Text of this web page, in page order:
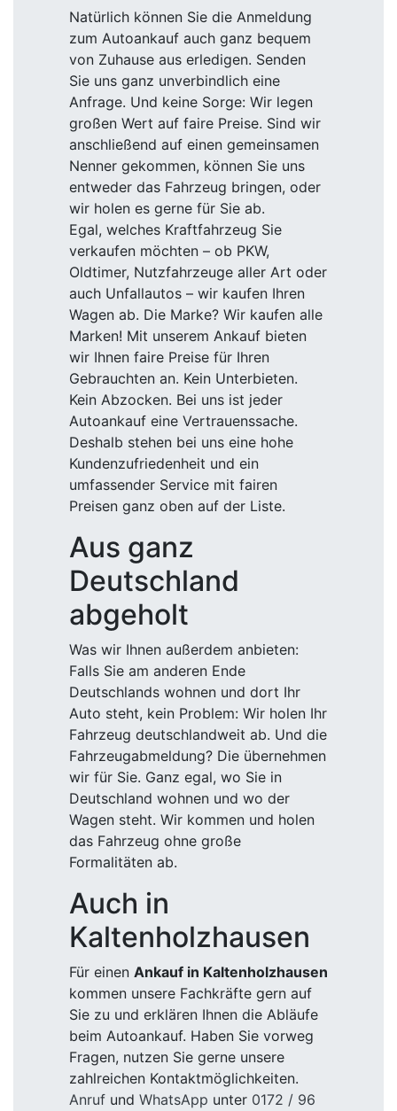
Natürlich können Sie die Anmeldung
zum Autoankauf auch ganz bequem
von Zuhause aus erledigen. Senden
Sie uns ganz unverbindlich eine
Anfrage. Und keine Sorge: Wir legen
großen Wert auf faire Preise. Sind wir
anschließend auf einen gemeinsamen
Nenner gekommen, können Sie uns
entweder das Fahrzeug bringen, oder
wir holen es gerne für Sie ab.
Egal, welches Kraftfahrzeug Sie
verkaufen möchten – ob PKW,
Oldtimer, Nutzfahrzeuge aller Art oder
auch Unfallautos – wir kaufen Ihren
Wagen ab. Die Marke? Wir kaufen alle
Marken! Mit unserem Ankauf bieten
wir Ihnen faire Preise für Ihren
Gebrauchten an. Kein Unterbieten.
Kein Abzocken. Bei uns ist jeder
Autoankauf eine Vertrauenssache.
Deshalb stehen bei uns eine hohe
Kundenzufriedenheit und ein
umfassender Service mit fairen
Preisen ganz oben auf der Liste.
Aus ganz
Deutschland
abgeholt
Was wir Ihnen außerdem anbieten:
Falls Sie am anderen Ende
Deutschlands wohnen und dort Ihr
Auto steht, kein Problem: Wir holen Ihr
Fahrzeug deutschlandweit ab. Und die
Fahrzeugabmeldung? Die übernehmen
wir für Sie. Ganz egal, wo Sie in
Deutschland wohnen und wo der
Wagen steht. Wir kommen und holen
das Fahrzeug ohne große
Formalitäten ab.
Auch in
Kaltenholzhausen
Für einen Ankauf in Kaltenholzhausen
kommen unsere Fachkräfte gern auf
Sie zu und erklären Ihnen die Abläufe
beim Autoankauf. Haben Sie vorweg
Fragen, nutzen Sie gerne unsere
zahlreichen Kontaktmöglichkeiten.
Anruf und WhatsApp unter 0172 / 96